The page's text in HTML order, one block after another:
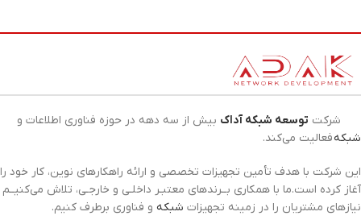
شرکت توسعه شبکه آداک بیش از سه دهه در حوزه فناوری اطلاعات و
شبکهفعالیت می‌کند.
این شرکت با هدف تأمین تجهیزات تخصصی و ارائه راهکارهای نوین، کار خود را
آغاز کرده است.ما با همکاری بــرندهای معتبـر داخلـی و خارجـی، تلاش می‌کنیــم
نیازهای مشتریان را در زمینه تجهیزات شبکه و فناوری برطرف کنیم.